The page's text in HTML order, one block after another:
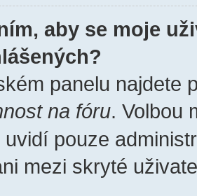
aby se moje
panelu najdete
na fóru. Volbou
pouze
mezi skryté